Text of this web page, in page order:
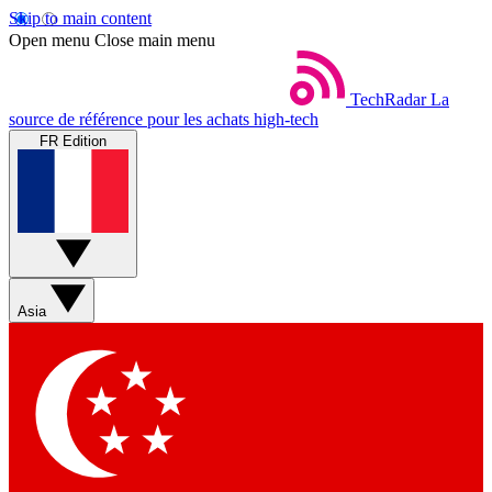
Skip to main content
Open menu Close main menu
TechRadar La
source de référence pour les achats high-tech
FR Edition
Asia